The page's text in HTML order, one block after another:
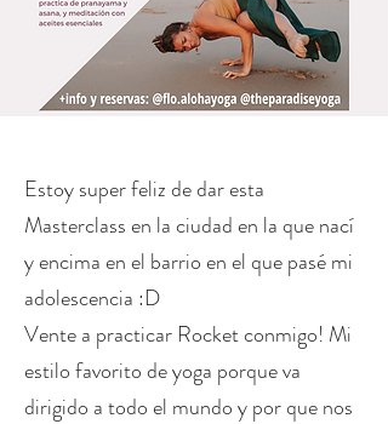
Estoy super feliz de dar esta
Masterclass en la ciudad en la que nací
y encima en el barrio en el que pasé mi
adolescencia :D
Vente a practicar Rocket conmigo! Mi
estilo favorito de yoga porque va
dirigido a todo el mundo y por que nos